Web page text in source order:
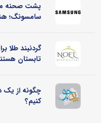
سامسونگ؛
گردنبند طلا
تابستان
چگونه از یک
کنیم؟